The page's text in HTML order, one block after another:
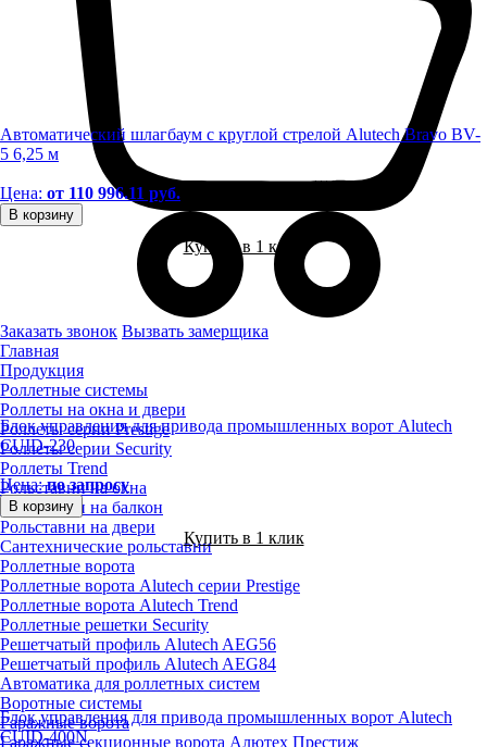
Заказать звонок Вызвать замерщика
Главная
Продукция
Роллетные системы
Роллеты на окна и двери
Роллеты серии Prestige
Роллеты серии Security
Роллеты Trend
Рольставни на окна
Рольставни на балкон
Рольставни на двери
Сантехнические рольставни
Роллетные ворота
Роллетные ворота Alutech серии Prestige
Роллетные ворота Alutech Trend
Роллетные решетки Security
Решетчатый профиль Alutech AEG56
Решетчатый профиль Alutech AEG84
Автоматика для роллетных систем
Воротные системы
Гаражные ворота
Гаражные секционные ворота Алютех Престиж
Автоматический шлагбаум с круглой стрелой Alutech Bravo BV-
5 6,25 м
Цена: от 110 996.11 руб.
В корзину
Купить в 1 клик
Блок управления для привода промышленных ворот Alutech
CUID-230
Цена:по запросу
В корзину
Купить в 1 клик
Блок управления для привода промышленных ворот Alutech
CUID-400N